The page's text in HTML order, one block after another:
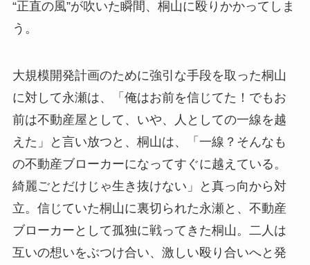
“正直の風”が吹いた瞬間、桐山に殴りかかってしま
う。
大規模開発計画のために強引な手段を取った桐山
に対して永瀬は、「俺はお前を信じてた！でもお
前は不動産屋として、いや、人としての一線を越
えた」と言い放つと、桐山は、「一線？そんなも
の不動産ブローカーになってすぐに越えている。
綺麗ごとだけじゃ生き抜けない」と真っ向から対
立。信じていた桐山に裏切られた永瀬と、不動産
ブローカーとして孤独に戦ってきた桐山。二人は
互いの想いをぶつけ合い、激しい殴り合いへと発